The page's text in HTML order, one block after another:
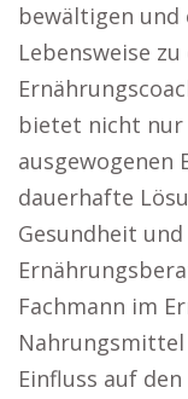
bewältigen
Lebensweise
bietet nicht nur
ausgewogenen
dauerhafte
Gesundheit
Fachmann im
Einfluss auf